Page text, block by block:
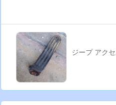
ジープ アク